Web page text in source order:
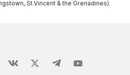
St.Vincent & the Grenadines).